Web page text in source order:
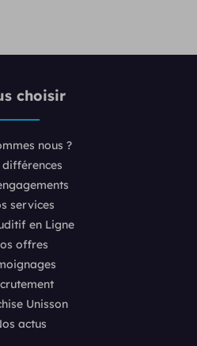
choisir
nous ?
différences
services
en Ligne
offres
Unisson
actus